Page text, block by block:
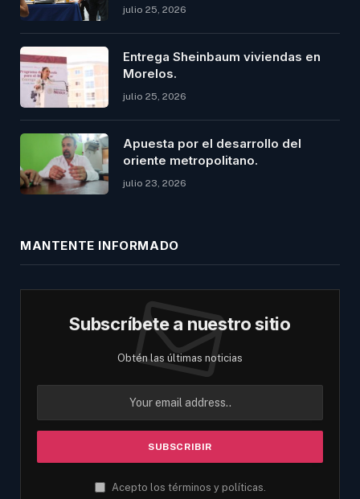
julio 25, 2026
Entrega Sheinbaum viviendas en
Morelos.
julio 25, 2026
Apuesta por el desarrollo del
oriente metropolitano.
julio 23, 2026
MANTENTE INFORMADO
Subscríbete a nuestro sitio
Obtén las últimas noticias
Acepto los términos y políticas.